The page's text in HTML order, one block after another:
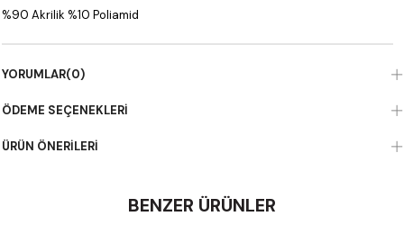
%90 Akrilik %10 Poliamid
YORUMLAR(0)
ÖDEME SEÇENEKLERI
ÜRÜN ÖNERILERI
BENZER ÜRÜNLER